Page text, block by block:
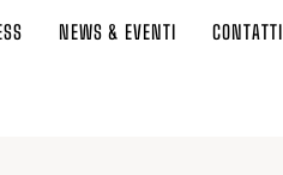
NEWS & EVENTI
CONTATTI